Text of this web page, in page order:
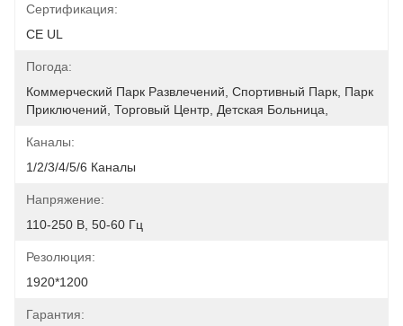
Сертификация:
CE UL
Погода:
Коммерческий Парк Развлечений, Спортивный Парк, Парк
Приключений, Торговый Центр, Детская Больница,
Каналы:
1/2/3/4/5/6 Каналы
Напряжение:
110-250 В, 50-60 Гц
Резолюция:
1920*1200
Гарантия: